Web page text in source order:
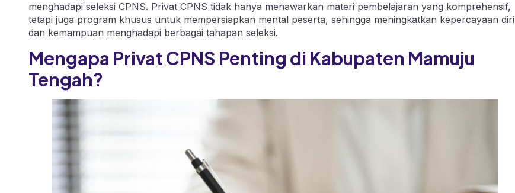
menghadapi seleksi CPNS. Privat CPNS tidak hanya menawarkan materi pembelajaran yang komprehensif,
tetapi juga program khusus untuk mempersiapkan mental peserta, sehingga meningkatkan kepercayaan diri
dan kemampuan menghadapi berbagai tahapan seleksi.
Mengapa Privat CPNS Penting di Kabupaten Mamuju
Tengah?